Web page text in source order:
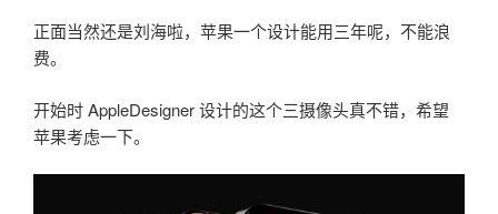
正面当然还是刘海啦，苹果一个设计能用三年呢，不能浪
费。
开始时 AppleDesigner 设计的这个三摄像头真不错，希望
苹果考虑一下。